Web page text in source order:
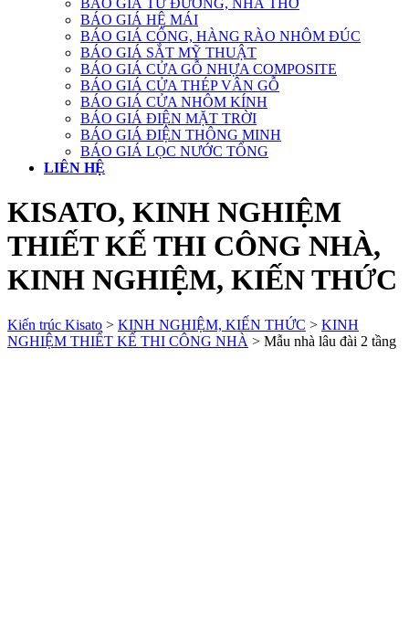
BÁO GIÁ TỪ ĐƯỜNG, NHÀ THỜ
BÁO GIÁ HỆ MÁI
BÁO GIÁ CỔNG, HÀNG RÀO NHÔM ĐÚC
BÁO GIÁ SẮT MỸ THUẬT
BÁO GIÁ CỬA GỖ NHỰA COMPOSITE
BÁO GIÁ CỬA THÉP VÂN GỖ
BÁO GIÁ CỬA NHÔM KÍNH
BÁO GIÁ ĐIỆN MẶT TRỜI
BÁO GIÁ ĐIỆN THÔNG MINH
BÁO GIÁ LỌC NƯỚC TỔNG
LIÊN HỆ
KISATO, KINH NGHIỆM
THIẾT KẾ THI CÔNG NHÀ,
KINH NGHIỆM, KIẾN THỨC
Kiến trúc Kisato > KINH NGHIỆM, KIẾN THỨC > KINH
NGHIỆM THIẾT KẾ THI CÔNG NHÀ > Mẫu nhà lâu đài 2 tầng